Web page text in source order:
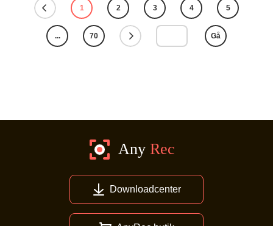
1 2 3 4 5
... 70 Gå
Downloadcenter